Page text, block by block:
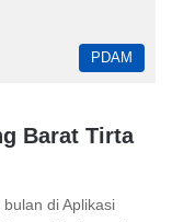
PDAM
Barat Tirta
di Aplikasi